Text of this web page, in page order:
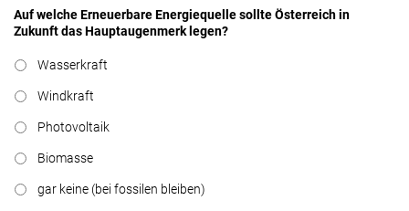
Auf welche Erneuerbare Energiequelle sollte Österreich in
Zukunft das Hauptaugenmerk legen?
Wasserkraft
Windkraft
Photovoltaik
Biomasse
gar keine (bei fossilen bleiben)